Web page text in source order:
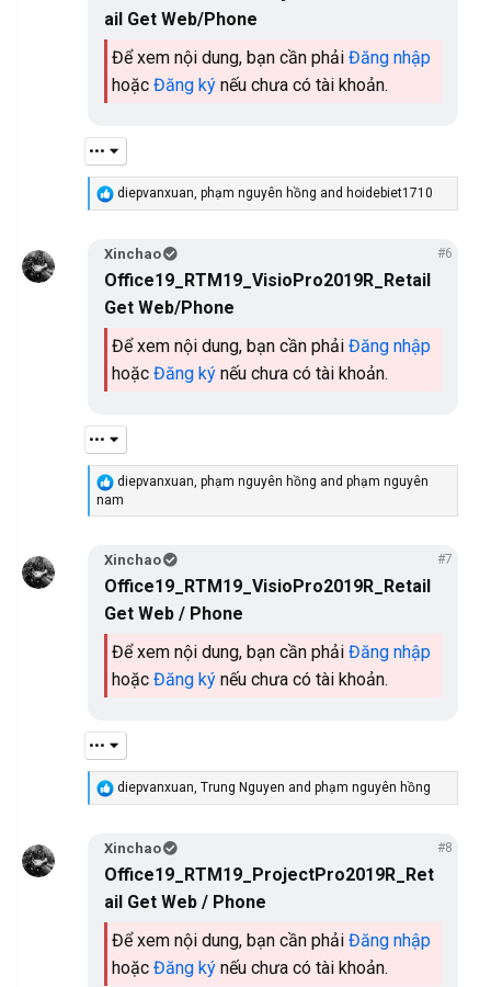
ail Get Web/Phone
Để xem nội dung, bạn cần phải Đăng nhập
hoặc Đăng ký nếu chưa có tài khoản.
•••
R
e
t
i
n
:
diepvanxuan, phạm nguyên hồng and hoidebiet1710
Xinchao #6
Office19_RTM19_VisioPro2019R_Retail
Get Web/Phone
Để xem nội dung, bạn cần phải Đăng nhập
hoặc Đăng ký nếu chưa có tài khoản.
•••
R
e
a
i
o
s
diepvanxuan, phạm nguyên hồng and phạm nguyên
nam
Xinchao #7
Office19_RTM19_VisioPro2019R_Retail
Get Web / Phone
Để xem nội dung, bạn cần phải Đăng nhập
hoặc Đăng ký nếu chưa có tài khoản.
•••
R
e
t
i
o
n
:
diepvanxuan, Trung Nguyen and phạm nguyên hồng
Xinchao #8
Office19_RTM19_ProjectPro2019R_Ret
ail Get Web / Phone
Để xem nội dung, bạn cần phải Đăng nhập
hoặc Đăng ký nếu chưa có tài khoản.